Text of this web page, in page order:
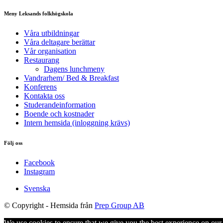
Meny Leksands folkhögskola
Våra utbildningar
Våra deltagare berättar
Vår organisation
Restaurang
Dagens lunchmeny
Vandrarhem/ Bed & Breakfast
Konferens
Kontakta oss
Studerandeinformation
Boende och kostnader
Intern hemsida (inloggning krävs)
Följ oss
Facebook
Instagram
Svenska
© Copyright - Hemsida från Prep Group AB